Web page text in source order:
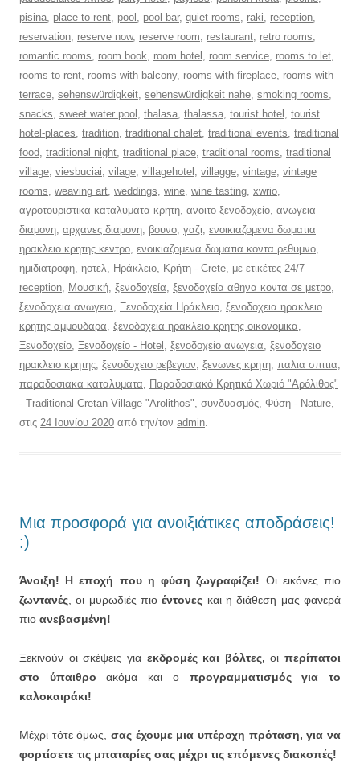
pisina, place to rent, pool , pool bar, quiet rooms, raki, reception,
reservation, reserve now, reserve room, restaurant, retro rooms,
romantic rooms, room book, room hotel , room service, rooms to let,
rooms to rent, rooms with balcony, rooms with fireplace, rooms with
terrace, sehenswürdigkeit, sehenswürdigkeit nahe, smoking rooms,
snacks, sweet water pool , thalasa, thalassa, tourist hotel , tourist
hotel-places, tradition, traditional chalet, traditional events, traditional
food, traditional night, traditional place, traditional rooms, traditional
village, viesbuciai, vilage, villagehotel , villagge, vintage, vintage
rooms, weaving art, weddings, wine, wine tasting, xwrio,
αγροτουριστικα καταλυματα κρητη, ανοιτο ξενοδοχείο, ανωγεια
διαμονη, αρχανες διαμονη, βουνο, γαζι, ενοικιαζομενα δωματια
ηρακλειο κρητης κεντρο, ενοικιαζομενα δωματια κοντα ρεθυμνο,
ημιδιατροφη, ηοτελ, Ηράκλειο, Κρήτη - Crete, με ετικέτες 24/7
reception, Μουσική, ξενοδοχεία, ξενοδοχεία αθηνα κοντα σε μετρο,
ξενοδοχεια ανωγεια, Ξενοδοχεία Ηράκλειο, ξενοδοχεια ηρακλειο
κρητης αμμουδαρα, ξενοδοχεια ηρακλειο κρητης οικονομικα,
Ξενοδοχείο, Ξενοδοχείο - Hotel , ξενοδοχείο ανωγεια, ξενοδοχειο
ηρακλειο κρητης, ξενοδοχειο ρεβεγιον, ξενωνες κρητη, παλια σπιτια,
παραδοσιακα καταλυματα, Παραδοσιακό Κρητικό Χωριό "Αρόλιθος"
- Traditional Cretan Village "Arolithos", συνδυασμός, Φύση - Nature,
στις 24 Ιουνίου 2020 από την/τον admin.
Μια προσφορά για ανοιξιάτικες αποδράσεις!
:)
Άνοιξη! Η εποχή που η φύση ζωγραφίζει! Οι εικόνες πιο
ζωντανές, οι μυρωδιές πιοέντονες και η διάθεση μας φανερά
πιο ανεβασμένη!
Ξεκινούν οι σκέψεις για εκδρομές και βόλτες, οι περίπατοι
στο ύπαιθρο ακόμα και ο προγραμματισμός για το
καλοκαιράκι!
Μέχρι τότε όμως, σας έχουμε μια υπέροχη πρόταση, για να
φορτίσετε τις μπαταρίες σας μέχρι τις επόμενες διακοπές!